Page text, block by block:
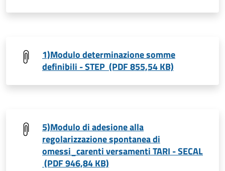
1)Modulo determinazione somme
definibili - STEP (PDF 855,54 KB)
5)Modulo di adesione alla
regolarizzazione spontanea di
omessi_carenti versamenti TARI - SECAL
(PDF 946,84 KB)